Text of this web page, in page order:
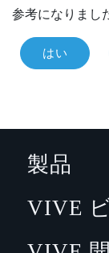
参考になりまし
はい
製品
VIVE